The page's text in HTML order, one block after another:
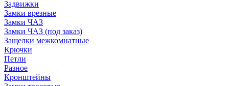
Задвижки
Замки врезные
Замки ЧАЗ
Замки ЧАЗ (под заказ)
Защелки межкомнатные
Крючки
Петли
Разное
Кронштейны